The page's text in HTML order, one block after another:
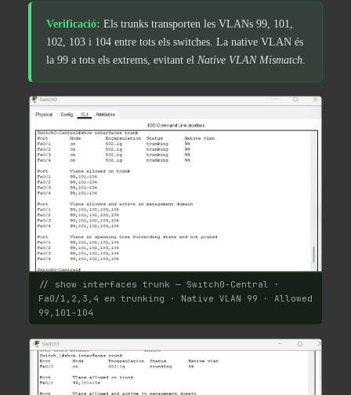
Verificació: Els trunks transporten les VLANs 99, 101,
102, 103 i 104 entre tots els switches. La native VLAN és
la 99 a tots els extrems, evitant el Native VLAN Mismatch
// show interfaces trunk — Switch0-Central ·
Fa0/1,2,3,4 en trunking · Native VLAN 99 · Allowed
99,101-104